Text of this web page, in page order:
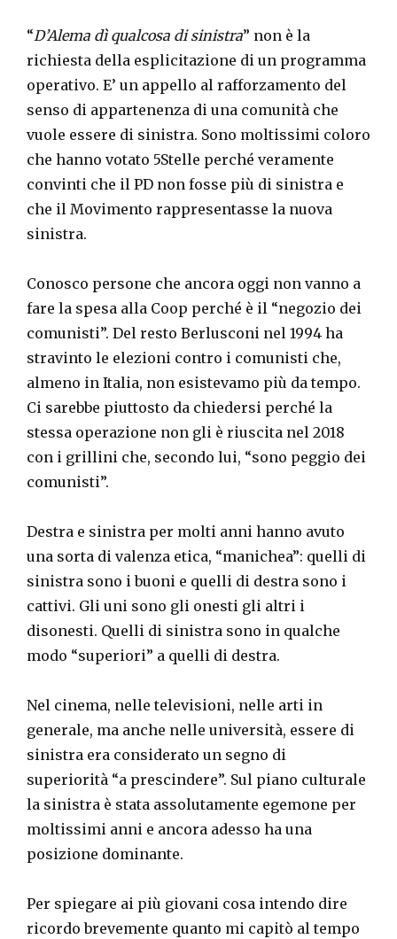
“D’Alema dì qualcosa di sinistra” non è la
richiesta della esplicitazione di un programma
operativo. E’ un appello al rafforzamento del
senso di appartenenza di una comunità che
vuole essere di sinistra. Sono moltissimi coloro
che hanno votato 5Stelle perché veramente
convinti che il PD non fosse più di sinistra e
che il Movimento rappresentasse la nuova
sinistra.
Conosco persone che ancora oggi non vanno a
fare la spesa alla Coop perché è il “negozio dei
comunisti”. Del resto Berlusconi nel 1994 ha
stravinto le elezioni contro i comunisti che,
almeno in Italia, non esistevamo più da tempo.
Ci sarebbe piuttosto da chiedersi perché la
stessa operazione non gli è riuscita nel 2018
con i grillini che, secondo lui, “sono peggio dei
comunisti”.
Destra e sinistra per molti anni hanno avuto
una sorta di valenza etica, “manichea”: quelli di
sinistra sono i buoni e quelli di destra sono i
cattivi. Gli uni sono gli onesti gli altri i
disonesti. Quelli di sinistra sono in qualche
modo “superiori” a quelli di destra.
Nel cinema, nelle televisioni, nelle arti in
generale, ma anche nelle università, essere di
sinistra era considerato un segno di
superiorità “a prescindere”. Sul piano culturale
la sinistra è stata assolutamente egemone per
moltissimi anni e ancora adesso ha una
posizione dominante.
Per spiegare ai più giovani cosa intendo dire
ricordo brevemente quanto mi capitò al tempo